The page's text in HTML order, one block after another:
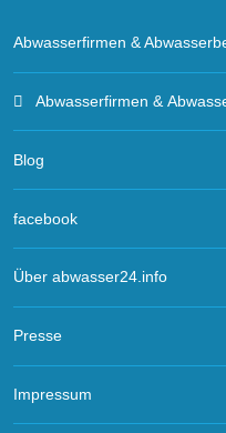
Abwasserfirmen &
Abwasserfirmen &
Blog
facebook
Über abwasser24.info
Presse
Impressum